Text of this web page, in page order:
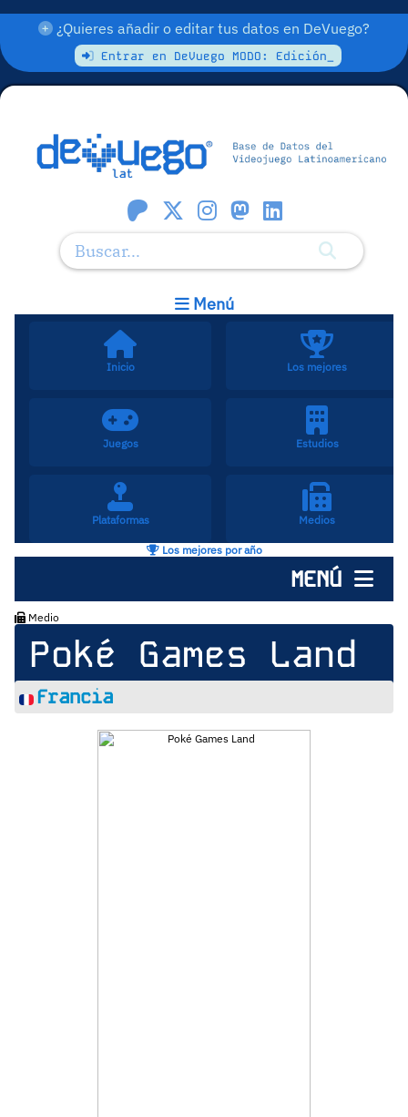
¿Quieres añadir o editar tus datos en DeVuego?
Entrar en DeVuego MODO: Edición_
Menú
Inicio Los mejores
Juegos Estudios
Plataformas Medios
Los mejores por año
MENÚ
Medio
Poké Games Land
Francia